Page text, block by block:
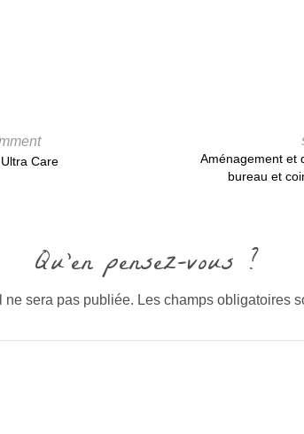
Care
Aménagement et
bureau et
Qu'en pensez-vous ?
ne sera pas publiée. Les champs obligatoires